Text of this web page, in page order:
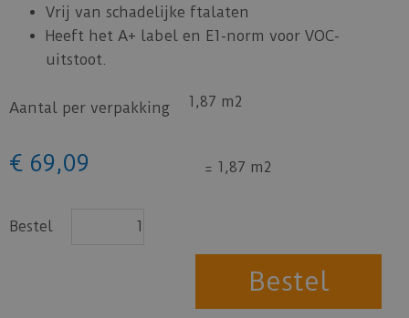
Vrij van schadelijke ftalaten
Heeft het A+ label en E1-norm voor VOC-
uitstoot.
Aantal per verpakking 1,87 m2
€ 69,09 = 1,87 m2
Bestel